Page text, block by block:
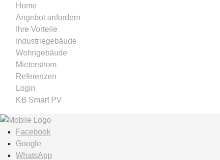
Home
Angebot anfordern
Ihre Vorteile
Industriegebäude
Wohngebäude
Mieterstrom
Referenzen
Login
KB Smart PV
Facebook
Google
WhatsApp